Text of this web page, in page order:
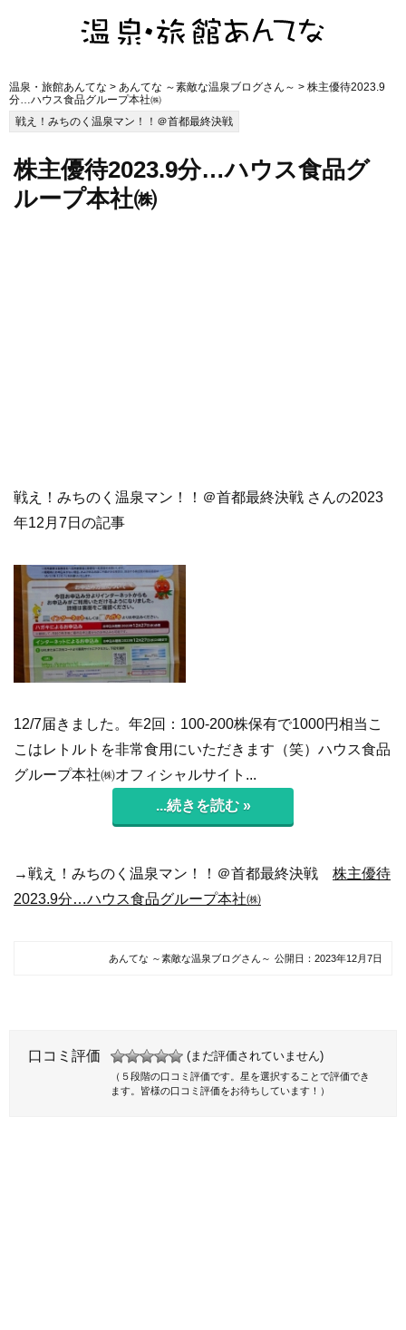
温泉・旅館あんてな > あんてな ～素敵な温泉ブログさん～ > 株主優待2023.9
分…ハウス食品グループ本社㈱
戦え！みちのく温泉マン！！＠首都最終決戦
株主優待2023.9分…ハウス食品グ
ループ本社㈱
戦え！みちのく温泉マン！！＠首都最終決戦 さんの2023
年12月7日の記事
12/7届きました。年2回：100-200株保有で1000円相当こ
こはレトルトを非常食用にいただきます（笑）ハウス食品
グループ本社㈱オフィシャルサイト...
...続きを読む »
→戦え！みちのく温泉マン！！＠首都最終決戦 株主優待
2023.9分…ハウス食品グループ本社㈱
あんてな ～素敵な温泉ブログさん～ 公開日： 2023年12月7日
口コミ評価 (まだ評価されていません)
（５段階の口コミ評価です。星を選択することで評価でき
ます。皆様の口コミ評価をお待ちしています！）